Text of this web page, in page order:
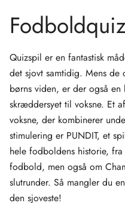
Quizspil er en fantastisk
det sjovt samtidig. Mens de
børns viden, er der også
skræddersyet til voksne. Et
voksne, der kombinerer
stimulering er PUNDIT, et
hele fodboldens historie,
fodbold, men også om
slutrunder. Så mangler du
den sjoveste!